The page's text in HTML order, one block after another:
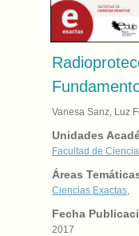
Vanesa Sanz, Luz
Unidades
Facultad de
Áreas
Ciencias Exactas
Fecha
2017